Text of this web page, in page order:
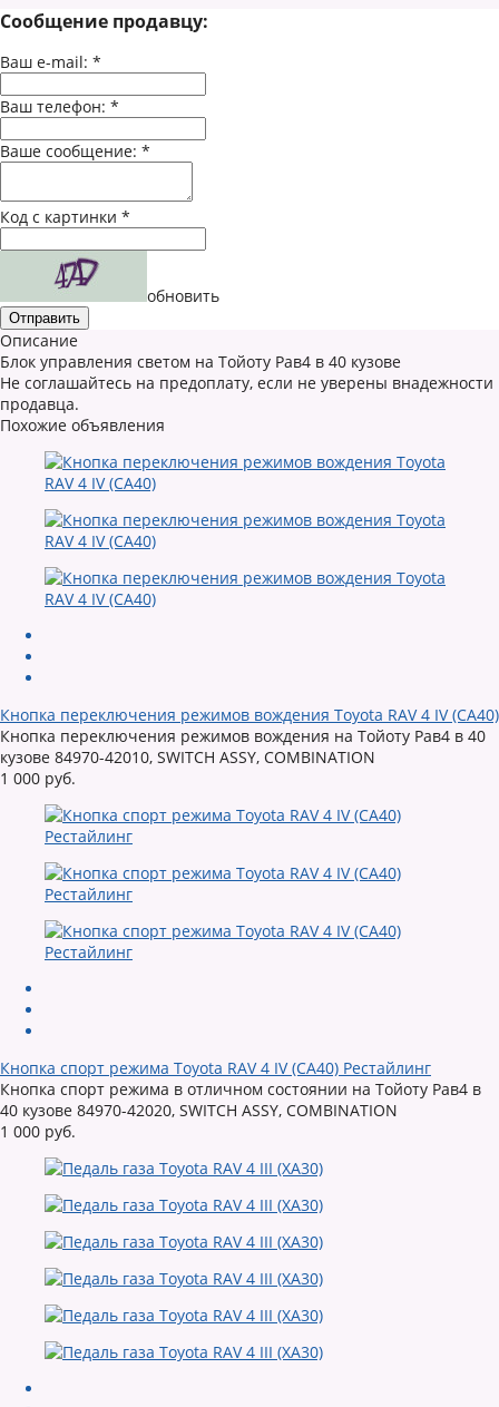
Сообщение продавцу:
Ваш e-mail: *
Ваш телефон: *
Ваше сообщение: *
Код с картинки *
обновить
Описание
Блок управления светом на Тойоту Рав4 в 40 кузове
Не соглашайтесь на предоплату, если не уверены внадежности
продавца.
Похожие объявления
Кнопка переключения режимов вождения Toyota RAV 4 IV (CA40)
Кнопка переключения режимов вождения на Тойоту Рав4 в 40
кузове 84970-42010, SWITCH ASSY, COMBINATION
1 000 руб.
Кнопка спорт режима Toyota RAV 4 IV (CA40) Рестайлинг
Кнопка спорт режима в отличном состоянии на Тойоту Рав4 в
40 кузове 84970-42020, SWITCH ASSY, COMBINATION
1 000 руб.